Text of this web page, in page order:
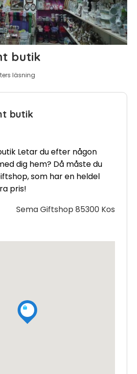
butik
läsning
butik
Letar du efter någon
dig hem? Då måste du
som har en heldel
pris!
Sema Giftshop 85300 Kos